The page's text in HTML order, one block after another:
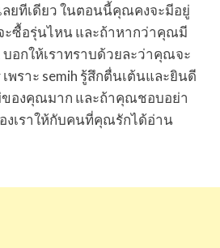
ลยทีเดียว ในตอนนี้คุณคงจะมีอยู่
ะซื้อรุ่นไหน และถ้าหากว่าคุณมี
บอกให้เราทราบด้วยละว่าคุณจะ
พราะ semih รู้สึกตื่นเต้นและยินดี
ของคุณมาก และถ้าคุณชอบอย่า
เราให้กับคนที่คุณรักได้อ่าน